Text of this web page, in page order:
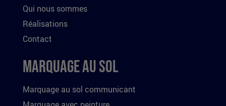
Qui nous sommes
Réalisations
Contact
Marquage au sol
Marquage au sol communicant